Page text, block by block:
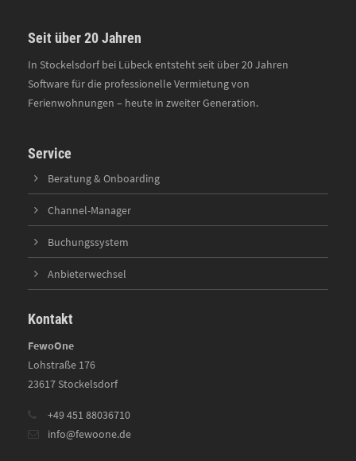
Seit über 20 Jahren
In Stockelsdorf bei Lübeck entsteht seit über 20 Jahren
Software für die professionelle Vermietung von
Ferienwohnungen – heute in zweiter Generation.
Service
Beratung & Onboarding
Channel-Manager
Buchungssystem
Anbieterwechsel
Kontakt
FewoOne
Lohstraße 176
23617 Stockelsdorf
+49 451 88036710
info@fewoone.de